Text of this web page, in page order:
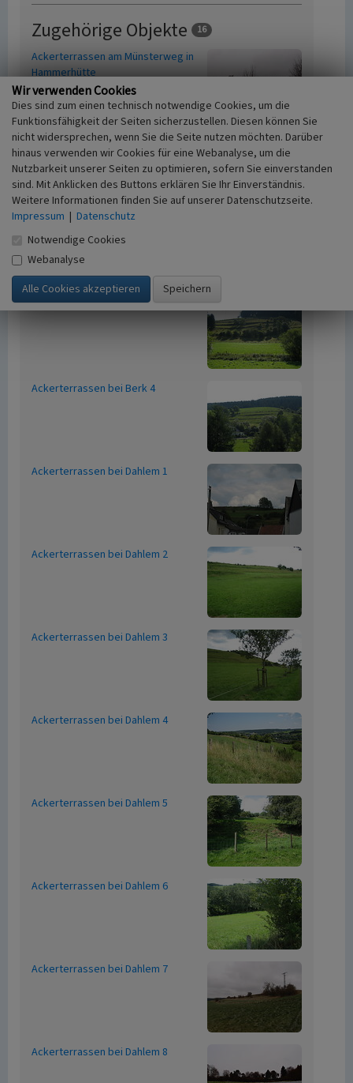
Zugehörige Objekte 16
Ackerterrassen am Münsterweg in
Hammerhütte
Ackerterrassen bei Berk 1
Ackerterrassen bei Berk 2
Ackerterrassen bei Berk 3
Ackerterrassen bei Berk 4
Ackerterrassen bei Dahlem 1
Ackerterrassen bei Dahlem 2
Ackerterrassen bei Dahlem 3
Ackerterrassen bei Dahlem 4
Ackerterrassen bei Dahlem 5
Ackerterrassen bei Dahlem 6
Ackerterrassen bei Dahlem 7
Ackerterrassen bei Dahlem 8
Wir verwenden Cookies
Dies sind zum einen technisch notwendige Cookies, um die
Funktionsfähigkeit der Seiten sicherzustellen. Diesen können Sie
nicht widersprechen, wenn Sie die Seite nutzen möchten. Darüber
hinaus verwenden wir Cookies für eine Webanalyse, um die
Nutzbarkeit unserer Seiten zu optimieren, sofern Sie einverstanden
sind. Mit Anklicken des Buttons erklären Sie Ihr Einverständnis.
Weitere Informationen finden Sie auf unserer Datenschutzseite.
Impressum | Datenschutz
Notwendige Cookies
Webanalyse